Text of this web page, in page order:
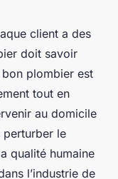
client a des
doit savoir
plombier est
tout en
au domicile
perturber le
qualité humaine
l’industrie de